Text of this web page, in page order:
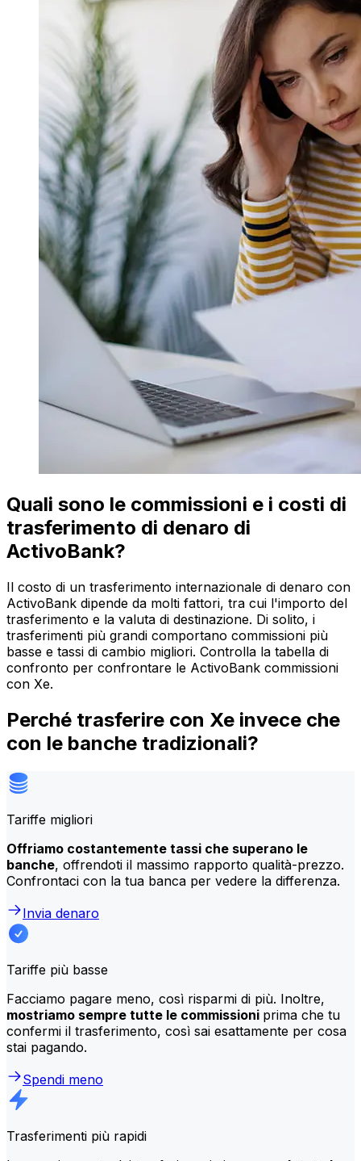
Quali sono le commissioni e i costi di
trasferimento di denaro di
ActivoBank?
Il costo di un trasferimento internazionale di denaro con
ActivoBank dipende da molti fattori, tra cui l'importo del
trasferimento e la valuta di destinazione. Di solito, i
trasferimenti più grandi comportano commissioni più
basse e tassi di cambio migliori. Controlla la tabella di
confronto per confrontare le ActivoBank commissioni
con Xe.
Perché trasferire con Xe invece che
con le banche tradizionali?
Tariffe migliori
Offriamo costantemente tassi che superano le
banche, offrendoti il massimo rapporto qualità-prezzo.
Confrontaci con la tua banca per vedere la differenza.
Invia denaro
Tariffe più basse
Facciamo pagare meno, così risparmi di più. Inoltre,
mostriamo sempre tutte le commissioni prima che tu
confermi il trasferimento, così sai esattamente per cosa
stai pagando.
Spendi meno
Trasferimenti più rapidi